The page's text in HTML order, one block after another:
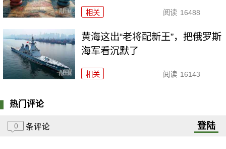
相关 阅读 16488
黄海这出“老将配新王”，把俄罗斯
海军看沉默了
相关 阅读 16143
热门评论
0 条评论 登陆